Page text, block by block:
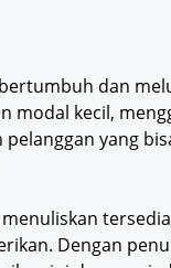
dan
modal kecil,
yang
Dengan